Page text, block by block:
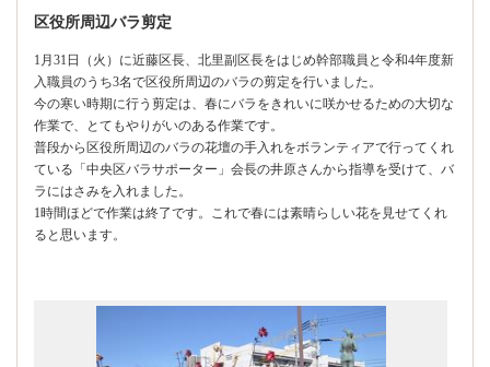
区役所周辺バラ剪定
1月31日（火）に近藤区長、北里副区長をはじめ幹部職員と令和4年度新
入職員のうち3名で区役所周辺のバラの剪定を行いました。
今の寒い時期に行う剪定は、春にバラをきれいに咲かせるための大切な
作業で、とてもやりがいのある作業です。
普段から区役所周辺のバラの花壇の手入れをボランティアで行ってくれ
ている「中央区バラサポーター」会長の井原さんから指導を受けて、バ
ラにはさみを入れました。
1時間ほどで作業は終了です。これで春には素晴らしい花を見せてくれ
ると思います。